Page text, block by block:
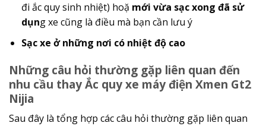
đi ắc quy sinh nhiệt) hoặ mới vừa sạc xong đã sử
dụng xe cũng là điều mà bạn cần lưu ý
Sạc xe ở những nơi có nhiệt độ cao
Những câu hỏi thường gặp liên quan đến
nhu cầu thay Ắc quy xe máy điện Xmen Gt2
Nijia
Sau đây là tổng hợp các câu hỏi thường gặp liên quan